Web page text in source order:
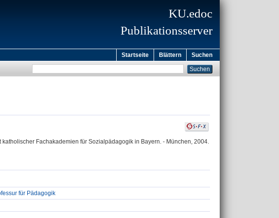
KU.edoc
Publikationsserver
Startseite Blättern Suchen
Fachakademien für Sozialpädagogik in Bayern. - München, 2004.
für Pädagogik